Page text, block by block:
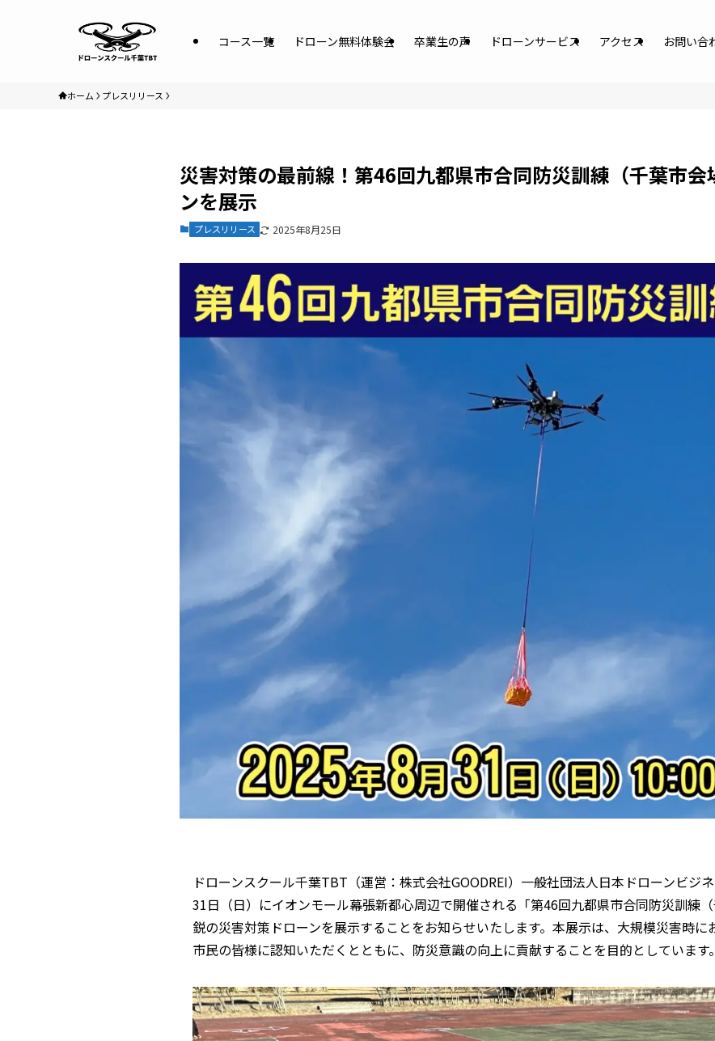
コース一覧 ドローン無料体験会 卒業生の声 ドローンサービス アクセス お問い合
ホーム プレスリリース
災害対策の最前線！第46回九都県市合同防災訓練（千葉市
ンを展示
プレスリリース 2025年8月25日
ドローンスクール千葉TBT（運営：株式会社GOODREI）一般社団法人日本ドローンビジ
31日（日）にイオンモール幕張新都心周辺で開催される「第46回九都県市合同防災訓練
鋭の災害対策ドローンを展示することをお知らせいたします。本展示は、大規模災害時に
市民の皆様に認知いただくとともに、防災意識の向上に貢献することを目的としています。